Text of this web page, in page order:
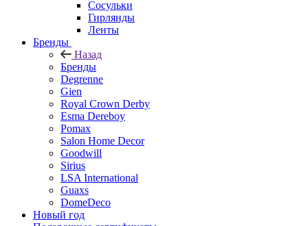
Сосульки
Гирлянды
Ленты
Бренды
Назад
Бренды
Degrenne
Gien
Royal Crown Derby
Esma Dereboy
Pomax
Salon Home Decor
Goodwill
Sirius
LSA International
Guaxs
DomeDeco
Новый год